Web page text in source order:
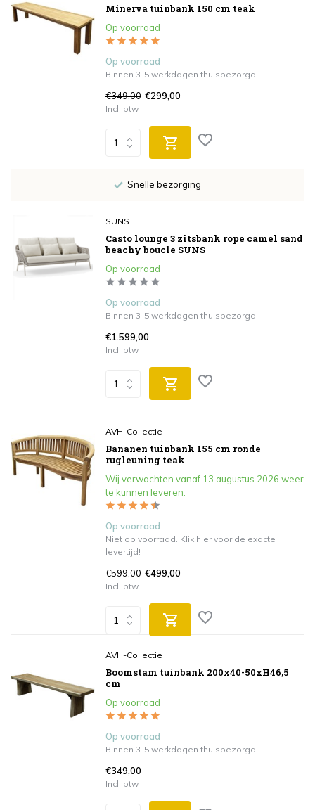
Minerva tuinbank 150 cm teak
Op voorraad
Op voorraad
Binnen 3-5 werkdagen thuisbezorgd.
€349,00 €299,00
Incl. btw
Snelle bezorging
SUNS
Casto lounge 3 zitsbank rope camel sand
beachy boucle SUNS
Op voorraad
Op voorraad
Binnen 3-5 werkdagen thuisbezorgd.
€1.599,00
Incl. btw
AVH-Collectie
Bananen tuinbank 155 cm ronde
rugleuning teak
Wij verwachten vanaf 13 augustus 2026 weer
te kunnen leveren.
Op voorraad
Niet op voorraad. Klik hier voor de exacte
levertijd!
€599,00 €499,00
Incl. btw
AVH-Collectie
Boomstam tuinbank 200x40-50xH46,5
cm
Op voorraad
Op voorraad
Binnen 3-5 werkdagen thuisbezorgd.
€349,00
Incl. btw